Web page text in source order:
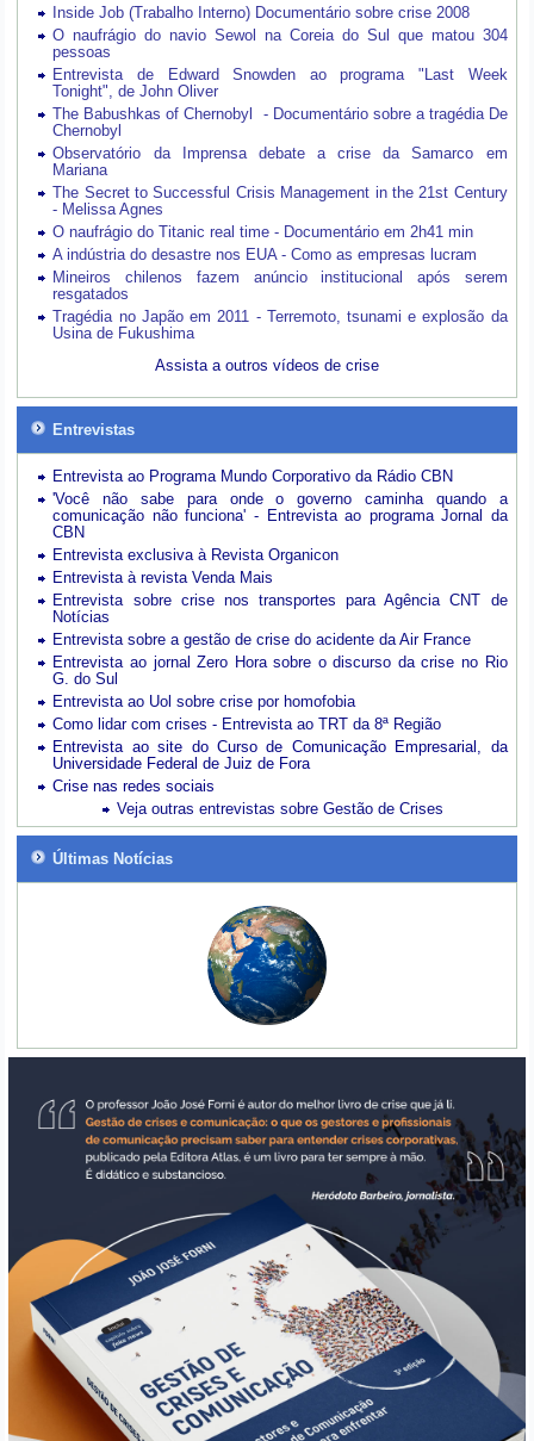
Inside Job (Trabalho Interno) Documentário sobre crise 2008
O naufrágio do navio Sewol na Coreia do Sul que matou 304
pessoas
Entrevista de Edward Snowden ao programa "Last Week
Tonight", de John Oliver
The Babushkas of Chernobyl - Documentário sobre a tragédia De
Chernobyl
Observatório da Imprensa debate a crise da Samarco em
Mariana
The Secret to Successful Crisis Management in the 21st Century
- Melissa Agnes
O naufrágio do Titanic real time - Documentário em 2h41 min
A indústria do desastre nos EUA - Como as empresas lucram
Mineiros chilenos fazem anúncio institucional após serem
resgatados
Tragédia no Japão em 2011 - Terremoto, tsunami e explosão da
Usina de Fukushima
Assista a outros vídeos de crise
Entrevistas
Entrevista ao Programa Mundo Corporativo da Rádio CBN
'Você não sabe para onde o governo caminha quando a
comunicação não funciona' - Entrevista ao programa Jornal da
CBN
Entrevista exclusiva à Revista Organicon
Entrevista à revista Venda Mais
Entrevista sobre crise nos transportes para Agência CNT de
Notícias
Entrevista sobre a gestão de crise do acidente da Air France
Entrevista ao jornal Zero Hora sobre o discurso da crise no Rio
G. do Sul
Entrevista ao Uol sobre crise por homofobia
Como lidar com crises - Entrevista ao TRT da 8ª Região
Entrevista ao site do Curso de Comunicação Empresarial, da
Universidade Federal de Juiz de Fora
Crise nas redes sociais
Veja outras entrevistas sobre Gestão de Crises
Últimas Notícias